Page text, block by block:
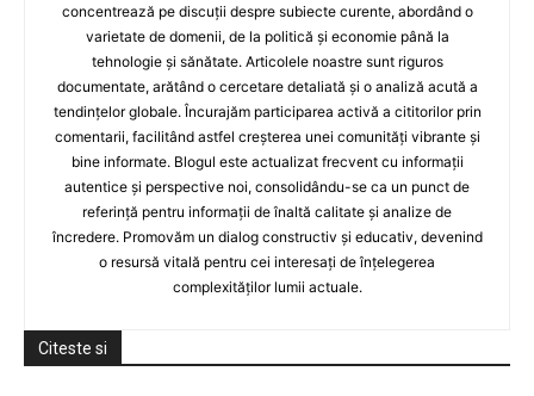
concentrează pe discuții despre subiecte curente, abordând o
varietate de domenii, de la politică și economie până la
tehnologie și sănătate. Articolele noastre sunt riguros
documentate, arătând o cercetare detaliată și o analiză acută a
tendințelor globale. Încurajăm participarea activă a cititorilor prin
comentarii, facilitând astfel creșterea unei comunități vibrante și
bine informate. Blogul este actualizat frecvent cu informații
autentice și perspective noi, consolidându-se ca un punct de
referință pentru informații de înaltă calitate și analize de
încredere. Promovăm un dialog constructiv și educativ, devenind
o resursă vitală pentru cei interesați de înțelegerea
complexităților lumii actuale.
Citeste si